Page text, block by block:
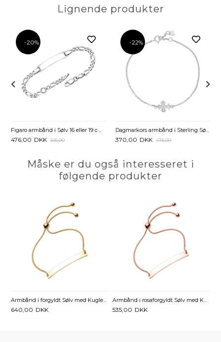
Lignende produkter
-20%
Figaro armbånd i Sølv 16 eller 19 cm - Mulighed for gravering
476,00 DKK 595,00
-22%
Dagmarkors armbånd i Sterling Sølv med zirkonia - 14 til 16 cm
370,00 DKK 475,00
Måske er du også interesseret i
følgende produkter
640,00 DKK 535,00 DKK